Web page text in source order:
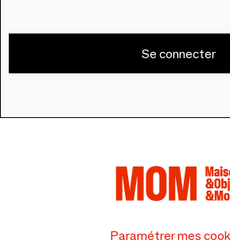
Se connecter
Paramétrer mes